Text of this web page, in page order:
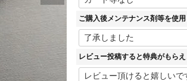
ご購入後メンテナンス剤等を使
レビュー投稿すると特典がもら